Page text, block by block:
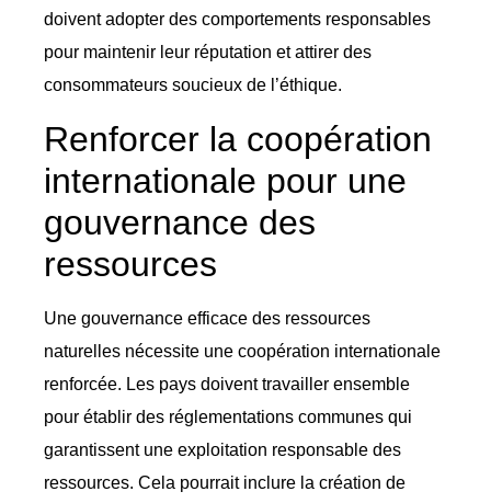
doivent adopter des comportements responsables
pour maintenir leur réputation et attirer des
consommateurs soucieux de l’éthique.
Renforcer la coopération
internationale pour une
gouvernance des
ressources
Une gouvernance efficace des ressources
naturelles nécessite une coopération internationale
renforcée. Les pays doivent travailler ensemble
pour établir des réglementations communes qui
garantissent une exploitation responsable des
ressources. Cela pourrait inclure la création de